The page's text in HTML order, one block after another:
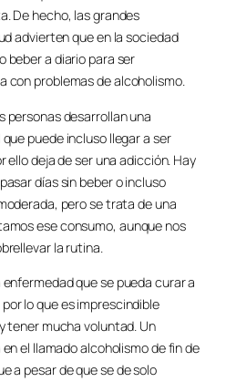
De hecho, las grandes
advierten que en la sociedad
beber a diario para ser
con problemas de alcoholismo.
personas desarrollan una
puede incluso llegar a ser
deja de ser una adicción. Hay
días sin beber o incluso
pero se trata de una
ese consumo, aunque nos
la rutina.
que se pueda curar a
lo que es imprescindible
tener mucha voluntad. Un
el llamado alcoholismo de fin de
a pesar de que se de solo